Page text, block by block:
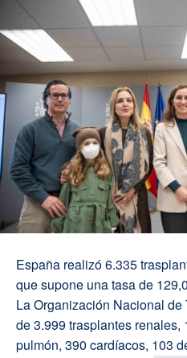
España realizó 6.335
que supone una tasa de
La Organización Nacional
de 3.999 trasplantes renales,
pulmón, 390 cardíacos, 103